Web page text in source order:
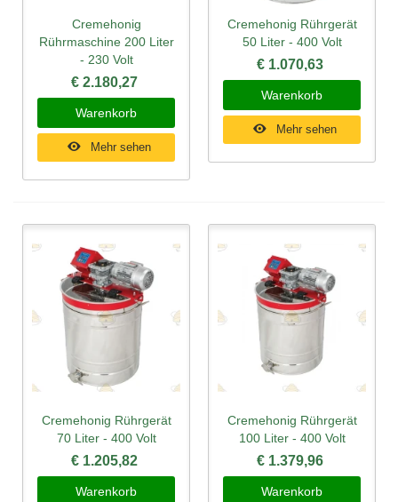
Cremehonig
Rührmaschine 200 Liter
- 230 Volt
€ 2.180,27
Warenkorb
Mehr sehen
Cremehonig Rührgerät
50 Liter - 400 Volt
€ 1.070,63
Warenkorb
Mehr sehen
Cremehonig Rührgerät
70 Liter - 400 Volt
€ 1.205,82
Warenkorb
Cremehonig Rührgerät
100 Liter - 400 Volt
€ 1.379,96
Warenkorb